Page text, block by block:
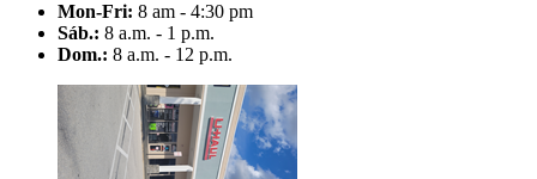
Mon-Fri: 8 am - 4:30 pm
Sáb.: 8 a.m. - 1 p.m.
Dom.: 8 a.m. - 12 p.m.